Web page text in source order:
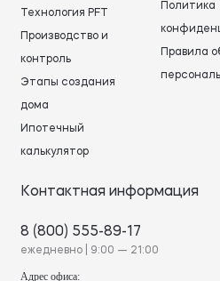
Технология PFT
Производство и
контроль
Этапы создания
дома
Ипотечный
калькулятор
Политика
Правила
Контактная информация
8 (800) 555-89-17
ежедневно | 9:00 — 21:00
Адрес офиса: